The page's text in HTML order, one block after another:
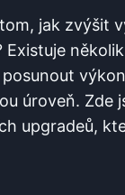
jak zvýšit
Existuje
úroveň. Zde
upgradeů,